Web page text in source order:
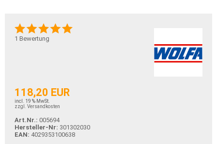
1 Bewertung
118,20 EUR
incl. 19 % MwSt.
zzgl. Versandkosten
Art.Nr.: 005694
Hersteller-Nr: 301302030
EAN: 4029353100638